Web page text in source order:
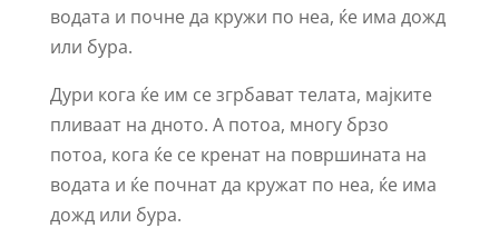
водата и почне да кружи по неа, ќе има дожд
или бура.
Дури кога ќе им се згрбават телата, мајките
пливаат на дното. А потоа, многу брзо
потоа, кога ќе се кренат на површината на
водата и ќе почнат да кружат по неа, ќе има
дожд или бура.